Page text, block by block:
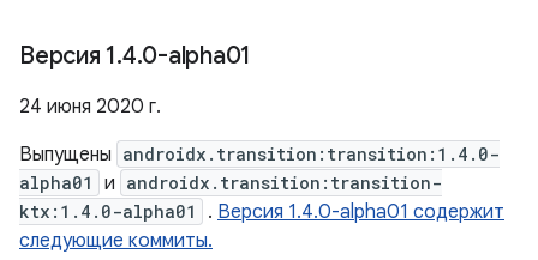
Версия 1.4.0-alpha01
24 июня 2020 г.
Выпущены androidx.transition:transition:1.4.0-
alpha01
и androidx.transition:transition-
ktx:1.4.0-alpha01
. Версия 1.4.0-alpha01 содержит
следующие коммиты.